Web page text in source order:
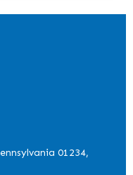
01234,